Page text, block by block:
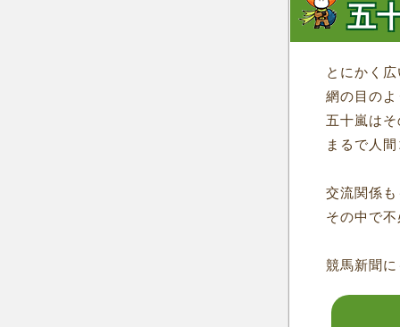
五
とにかく
網の目の
五十嵐は
まるで人
交流関係
その中で
競馬新聞